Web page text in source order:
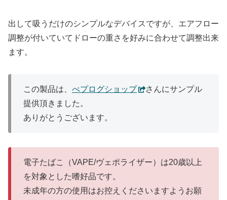
出して吸うだけのシンプルなデバイスですが、エアフロー
調整が付いていてドローの重さを好みに合わせて調整出来
ます。
この製品は、 べプログショップ
さんにサンプル
提供頂きました。
ありがとうございます。
電子たばこ（VAPE/ヴェポライザー）は20歳以上
を対象とした嗜好品です。
未成年の方の使用はお控えくださいますようお願